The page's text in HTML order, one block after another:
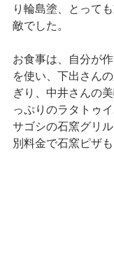
り輪島塗、とって
敵でした。
お食事は、自分が
を使い、下出さん
ぎり、中井さんの
っぷりのラタトゥ
サゴシの石窯グリル
別料金で石窯ピザ